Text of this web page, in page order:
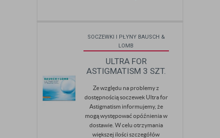
SOCZEWKI I PŁYNY BAUSCH &
LOMB
ULTRA FOR
ASTIGMATISM 3 SZT.
Ze względu na problemy z
dostępnością soczewek Ultra for
Astigmatism informujemy, że
mogą występować opóźnienia w
dostawie. W celu otrzymania
większej ilości szczegółów